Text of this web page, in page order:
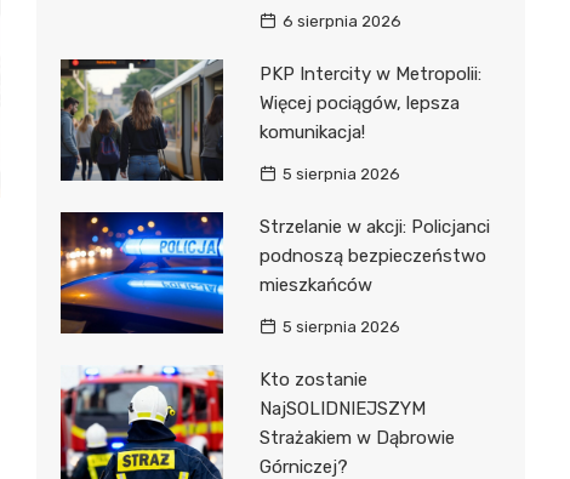
6 sierpnia 2026
PKP Intercity w Metropolii:
Więcej pociągów, lepsza
komunikacja!
5 sierpnia 2026
Strzelanie w akcji: Policjanci
podnoszą bezpieczeństwo
mieszkańców
5 sierpnia 2026
Kto zostanie
NajSOLIDNIEJSZYM
Strażakiem w Dąbrowie
Górniczej?